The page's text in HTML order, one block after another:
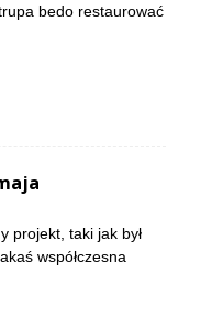
bedo restaurować
projekt, taki jak był
współczesna